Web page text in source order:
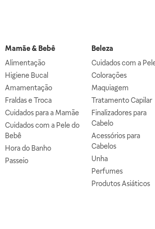
Mamãe & Bebê
Alimentação
Higiene Bucal
Amamentação
Fraldas e Troca
Cuidados para a Mamãe
Cuidados com a Pele do
Bebê
Hora do Banho
Passeio
Beleza
Cuidados com a
Colorações
Maquiagem
Tratamento Capilar
Finalizadores para
Cabelo
Acessórios para
Cabelos
Unha
Perfumes
Produtos Asiáticos